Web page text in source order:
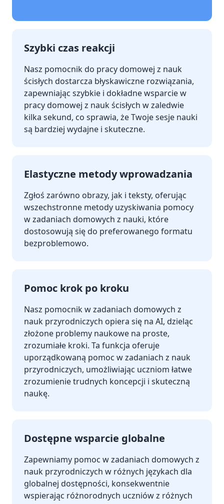
Szybki czas reakcji
Nasz pomocnik do pracy domowej z nauk
ścisłych dostarcza błyskawiczne rozwiązania,
zapewniając szybkie i dokładne wsparcie w
pracy domowej z nauk ścisłych w zaledwie
kilka sekund, co sprawia, że Twoje sesje nauki
są bardziej wydajne i skuteczne.
Elastyczne metody wprowadzania
Zgłoś zarówno obrazy, jak i teksty, oferując
wszechstronne metody uzyskiwania pomocy
w zadaniach domowych z nauki, które
dostosowują się do preferowanego formatu
bezproblemowo.
Pomoc krok po kroku
Nasz pomocnik w zadaniach domowych z
nauk przyrodniczych opiera się na AI, dzieląc
złożone problemy naukowe na proste,
zrozumiałe kroki. Ta funkcja oferuje
uporządkowaną pomoc w zadaniach z nauk
przyrodniczych, umożliwiając uczniom łatwe
zrozumienie trudnych koncepcji i skuteczną
naukę.
Dostępne wsparcie globalne
Zapewniamy pomoc w zadaniach domowych z
nauk przyrodniczych w różnych językach dla
globalnej dostępności, konsekwentnie
wspierając różnorodnych uczniów z różnych